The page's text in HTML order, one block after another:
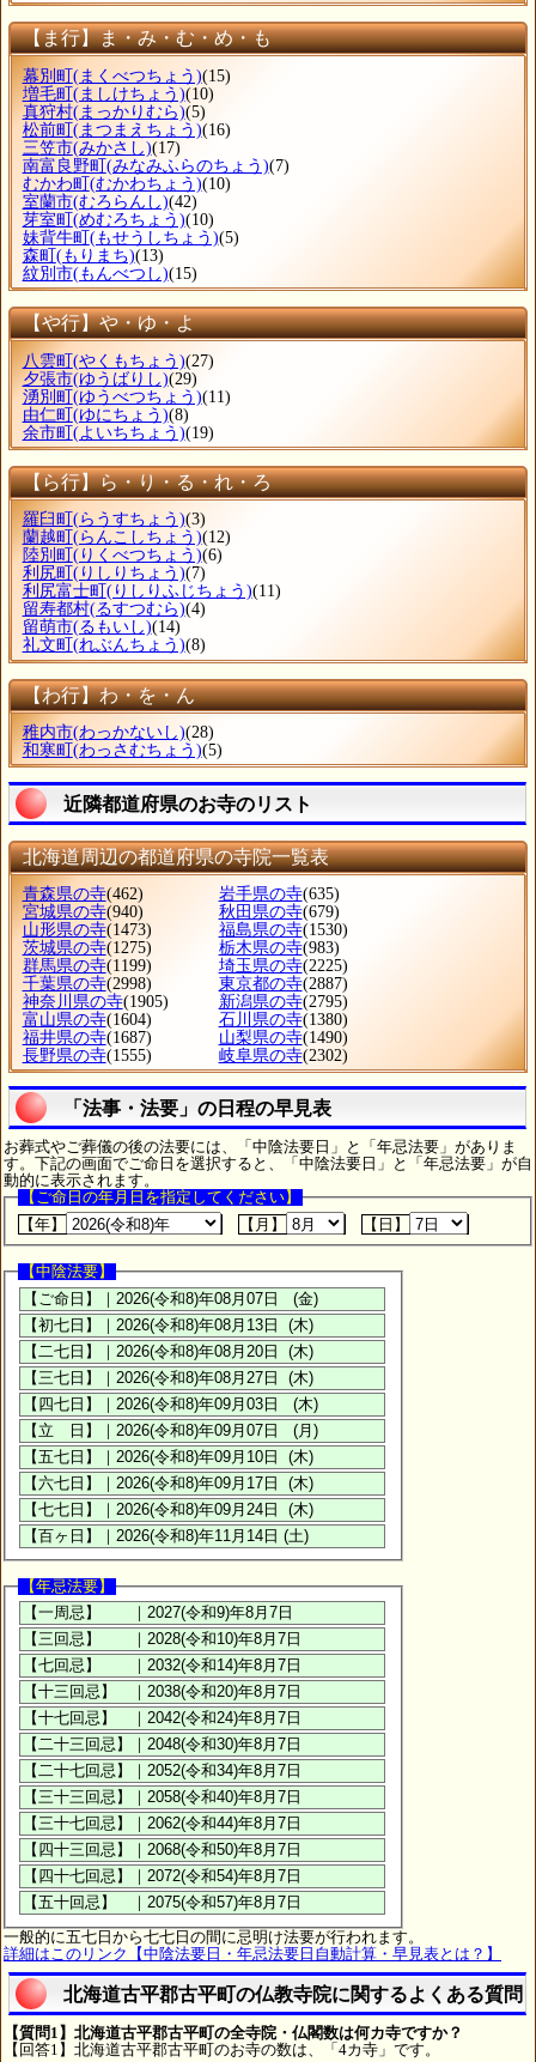
【ま行】ま・み・む・め・も
幕別町 (まくべつちょう)(15)
増毛町 (ましけちょう)(10)
真狩村(まっかりむら)(5)
松前町 (まつまえちょう)(16)
三笠市(みかさし)(17)
南富良野町 (みなみふらのちょう)(7)
むかわ町 (むかわちょう)(10)
室蘭市(むろらんし)(42)
芽室町 (めむろちょう)(10)
妹背牛町 (もせうしちょう)(5)
森町 (もりまち)(13)
紋別市(もんべつし)(15)
【や行】や・ゆ・よ
八雲町(やくもちょう)(27)
夕張市(ゆうばりし)(29)
湧別町(ゆうべつちょう)(11)
由仁町(ゆにちょう)(8)
余市町(よいちちょう)(19)
【ら行】ら・り・る・れ・ろ
羅臼町 (らうすちょう)(3)
蘭越町 (らんこしちょう)(12)
陸別町 (りくべつちょう)(6)
利尻町 (りしりちょう)(7)
利尻富士町 (りしりふじちょう)(11)
留寿都村(るすつむら)(4)
留萌市(るもいし)(14)
礼文町 (れぶんちょう)(8)
【わ行】わ・を・ん
稚内市(わっかないし)(28)
和寒町 (わっさむちょう)(5)
近隣都道府県のお寺のリスト
北海道周辺の都道府県の寺院一覧表
青森県の寺(462) 岩手県の寺(635)
宮城県の寺(940) 秋田県の寺(679)
山形県の寺(1473) 福島県の寺(1530)
茨城県の寺(1275) 栃木県の寺(983)
群馬県の寺(1199) 埼玉県の寺(2225)
千葉県の寺(2998) 東京都の寺(2887)
神奈川県の寺(1905) 新潟県の寺(2795)
富山県の寺(1604) 石川県の寺(1380)
福井県の寺(1687) 山梨県の寺(1490)
長野県の寺(1555) 岐阜県の寺(2302)
「法事・法要」の日程の早見表
お葬式やご葬儀の後の法要には、「中陰法要日」と「年忌法要」がありま
す。下記の画面でご命日を選択すると、「中陰法要日」と「年忌法要」が自
動的に表示されます。
【ご命日の年月日を指定してください】
【年】
【月】 【日】
【中陰法要】
【年忌法要】
一般的に五七日から七七日の間に忌明け法要が行われます。
詳細はこのリンク【中陰法要日・年忌法要日自動計算・早見表とは？】
北海道古平郡古平町の仏教寺院に関するよくある質問
【質問1】北海道古平郡古平町の全寺院・仏閣数は何カ寺ですか？
【回答1】北海道古平郡古平町のお寺の数は、「4カ寺」です。